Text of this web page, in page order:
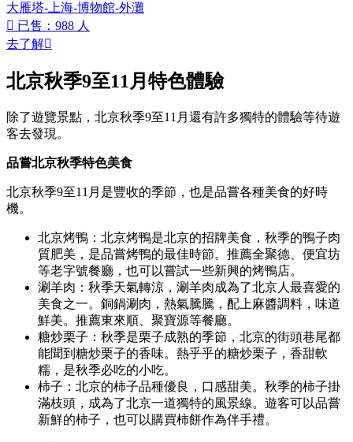
大雁塔-上海-博物館-外灘
 已售：988 人
去了解
北京秋季9至11月特色體驗
除了遊覽景點，北京秋季9至11月還有許多獨特的體驗等待遊
客去發現。
品嘗北京秋季特色美食
北京秋季9至11月是豐收的季節，也是品嘗各種美食的好時
機。
北京烤鴨：北京烤鴨是北京的招牌美食，秋季的鴨子肉
質肥美，是品嘗烤鴨的最佳時節。推薦全聚德、便宜坊
等老字號餐廳，也可以嘗試一些新興的烤鴨店。
涮羊肉：秋季天氣轉涼，涮羊肉成為了北京人最喜愛的
美食之一。銅鍋涮肉，熱氣騰騰，配上麻醬調料，味道
鮮美。推薦東來順、聚寶源等餐廳。
糖炒栗子：秋季是栗子成熟的季節，北京的街頭巷尾都
能聞到糖炒栗子的香味。熱乎乎的糖炒栗子，香甜軟
糯，是秋季必吃的小吃。
柿子：北京的柿子品種優良，口感甜美。秋季的柿子掛
滿枝頭，成為了北京一道獨特的風景線。遊客可以品嘗
新鮮的柿子，也可以購買柿餅作為伴手禮。